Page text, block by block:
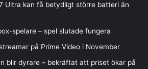
Ultra kan få betydligt större batteri än
spelare – spel slutade fungera
på Prime Video i November
blir dyrare – bekräftat att priset ökar på